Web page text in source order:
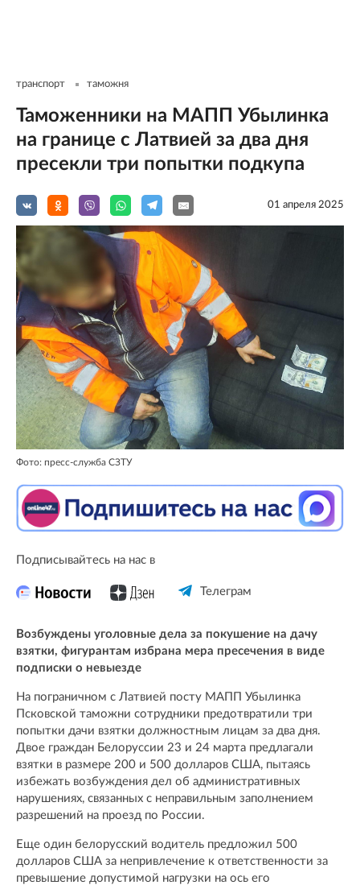
транспорт таможня
Таможенники на МАПП Убылинка
на границе с Латвией за два дня
пресекли три попытки подкупа
01 апреля 2025
Фото: пресс-служба СЗТУ
Подписывайтесь на нас в
Телеграм
Возбуждены уголовные дела за покушение на дачу
взятки, фигурантам избрана мера пресечения в виде
подписки о невыезде
На пограничном с Латвией посту МАПП Убылинка
Псковской таможни сотрудники предотвратили три
попытки дачи взятки должностным лицам за два дня.
Двое граждан Белоруссии 23 и 24 марта предлагали
взятки в размере 200 и 500 долларов США, пытаясь
избежать возбуждения дел об административных
нарушениях, связанных с неправильным заполнением
разрешений на проезд по России.
Еще один белорусский водитель предложил 500
долларов США за непривлечение к ответственности за
превышение допустимой нагрузки на ось его